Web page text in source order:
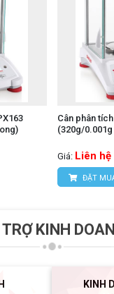
Cân phân
(320g/
Giá: Liên hệ
ĐẶT
TRỢ KINH
KINH